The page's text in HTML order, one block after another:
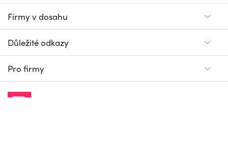
Firmy v dosahu
Důležité odkazy
Pro firmy